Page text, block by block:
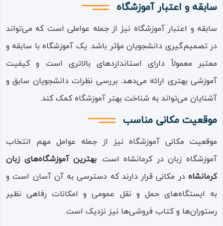
سابقه و اعتبار آموزشگاه
سابقه و اعتبار آموزشگاه نیز از جمله عواملی است که‌ ‌‌می‌‌‌تواند
در تصمیم‌گیری دانشجویان مؤثر باشد‌‌. یک آموزشگاه با سابقه و
معتبر معمولاً دارای استانداردهای بالاتری است و کیفیت
آموزشی بهتری ارائه‌ ‌‌می‌‌‌دهد‌‌. بررسی نظرات دانشجویان سابق و
آشنایان‌ ‌‌می‌‌‌تواند به شناخت بهتر آموزشگاه کمک کند‌‌.
موقعیت مکانی مناسب
موقعیت مکانی آموزشگاه نیز از جمله عوامل مهم انتخاب
آموزشگاه زبان در کرمانشاه است‌‌. بهترین آموزشگاه‌‌های زبان
کرمانشاه در مکانی قرار دارند که دسترسی به آن آسان است و
به ایستگاه‌های حمل و نقل عمومی و امکانات رفاهی نظیر
رستوران‌ها و کتاب فروشی‌‌ها نیز نزدیک است‌‌.